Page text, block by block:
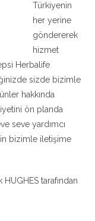
Türkiyenin
her yerine
göndererek
hizmet
Herbalife
sizde bizimle
hakkında
ön planda
seve yardımcı
bizimle iletişime
tarafından